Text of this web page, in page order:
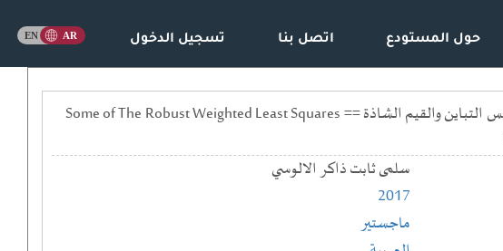
حول المستودع اتصل بنا تسجيل الدخول
بعض مقدرات المربعات الصغرى الموزونة الحصينة لانموذج الانحدار بوجود عدم تجانس التباين والقيم الشاذة == Some of The Robust Weighted Least Squares
سلمى ثابت ذاكر الالوسي
2017
ماجستير